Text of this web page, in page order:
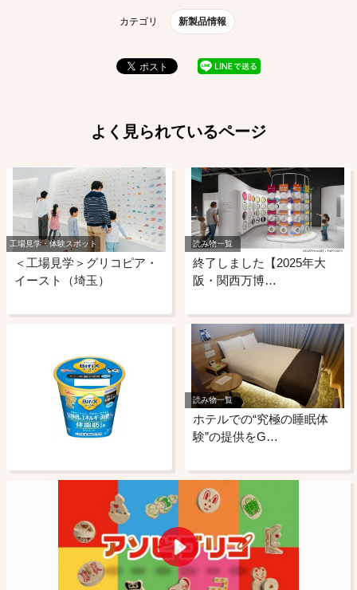
カテゴリ 新製品情報
よく見られているページ
工場見学・体験スポット
＜工場見学＞グリコピア・
イースト（埼玉）
読み物一覧
終了しました【2025年大
阪・関西万博…
読み物一覧
ホテルでの“究極の睡眠体
験”の提供をG…